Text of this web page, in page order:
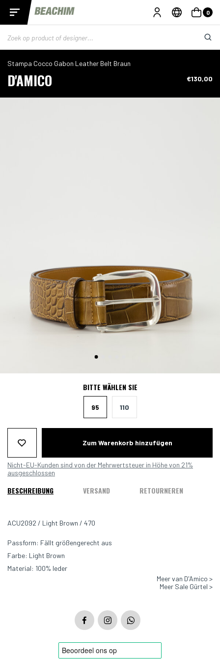
0
Stampa Cocco Gabon Leather Belt Braun
D'AMICO €130,00
BITTE WÄHLEN SIE
95 110
Zum Warenkorb hinzufügen
Nicht-EU-Kunden sind von der Mehrwertsteuer in Höhe von 21%
ausgeschlossen
BESCHREIBUNG VERSAND RETOURNEREN
ACU2092 / Light Brown / 470
Passform: Fällt größengerecht aus
Farbe: Light Brown
Material: 100% leder
Meer van D'Amico >
Meer Sale Gürtel >